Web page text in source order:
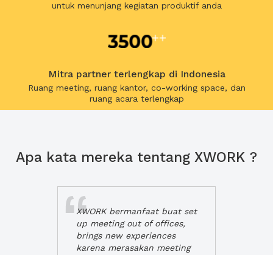
untuk menunjang kegiatan produktif anda
Mitra partner terlengkap di Indonesia
Ruang meeting, ruang kantor, co-working space, dan
ruang acara terlengkap
Apa kata mereka tentang XWORK ?
XWORK bermanfaat buat set
up meeting out of offices,
brings new experiences
karena merasakan meeting